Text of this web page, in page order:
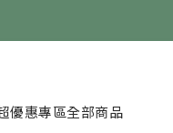
取👉
優惠專區全部商品